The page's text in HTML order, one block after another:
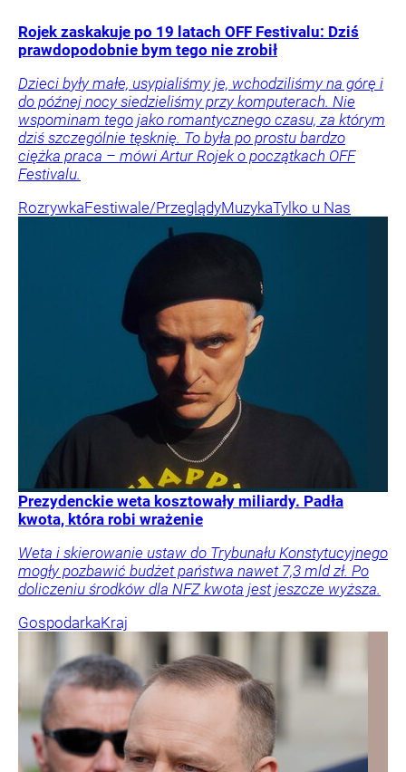
Rojek zaskakuje po 19 latach OFF Festivalu: Dziś
prawdopodobnie bym tego nie zrobił
Dzieci były małe, usypialiśmy je, wchodziliśmy na górę i
do późnej nocy siedzieliśmy przy komputerach. Nie
wspominam tego jako romantycznego czasu, za którym
dziś szczególnie tęsknię. To była po prostu bardzo
ciężka praca – mówi Artur Rojek o początkach OFF
Festivalu.
RozrywkaFestiwale/PrzeglądyMuzykaTylko u Nas
Prezydenckie weta kosztowały miliardy. Padła
kwota, która robi wrażenie
Weta i skierowanie ustaw do Trybunału Konstytucyjnego
mogły pozbawić budżet państwa nawet 7,3 mld zł. Po
doliczeniu środków dla NFZ kwota jest jeszcze wyższa.
GospodarkaKraj